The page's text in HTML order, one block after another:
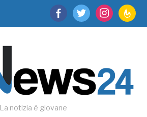
facebooktwitter instagram
La notizia è giovane